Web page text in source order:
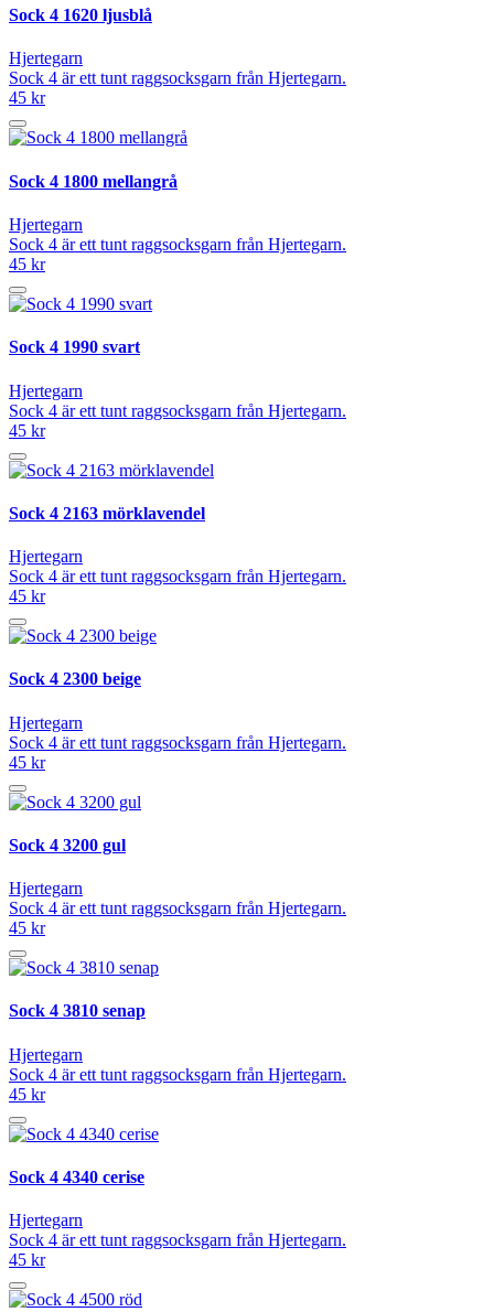
Sock 4 1620 ljusblå
Hjertegarn
Sock 4 är ett tunt raggsocksgarn från Hjertegarn.
45 kr
Sock 4 1800 mellangrå
Hjertegarn
Sock 4 är ett tunt raggsocksgarn från Hjertegarn.
45 kr
Sock 4 1990 svart
Hjertegarn
Sock 4 är ett tunt raggsocksgarn från Hjertegarn.
45 kr
Sock 4 2163 mörklavendel
Hjertegarn
Sock 4 är ett tunt raggsocksgarn från Hjertegarn.
45 kr
Sock 4 2300 beige
Hjertegarn
Sock 4 är ett tunt raggsocksgarn från Hjertegarn.
45 kr
Sock 4 3200 gul
Hjertegarn
Sock 4 är ett tunt raggsocksgarn från Hjertegarn.
45 kr
Sock 4 3810 senap
Hjertegarn
Sock 4 är ett tunt raggsocksgarn från Hjertegarn.
45 kr
Sock 4 4340 cerise
Hjertegarn
Sock 4 är ett tunt raggsocksgarn från Hjertegarn.
45 kr